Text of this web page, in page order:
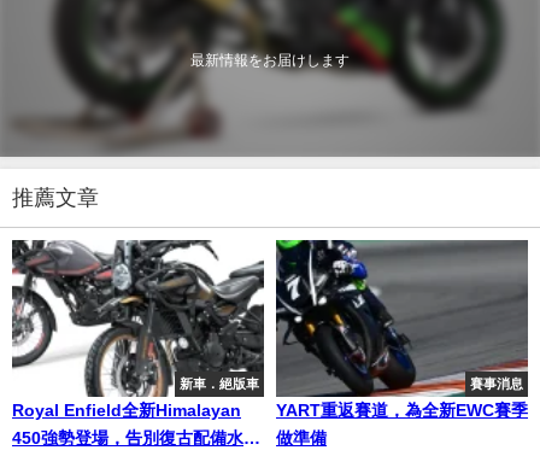
最新情報をお届けします
推薦文章
新車．絕版車
Royal Enfield全新Himalayan
450強勢登場，告別復古配備水冷
賽事消息
YART重返賽道，為全新EWC賽季
做準備